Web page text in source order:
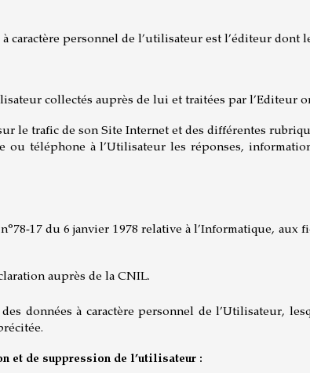
caractère personnel de l’utilisateur est l’éditeur dont
collectés auprès de lui et traitées par l’Editeur
le trafic de son Site Internet et des différentes
ou téléphone à l’Utilisateur les réponses,
17 du 6 janvier 1978 relative à l’Informatique,
auprès de la CNIL.
des données à caractère personnel de
et de suppression de l’utilisateur :